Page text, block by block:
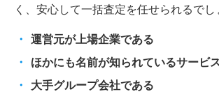
く、安心して一括査定を任せられるでし
運営元が上場企業である
ほかにも名前が知られているサービ
大手グループ会社である